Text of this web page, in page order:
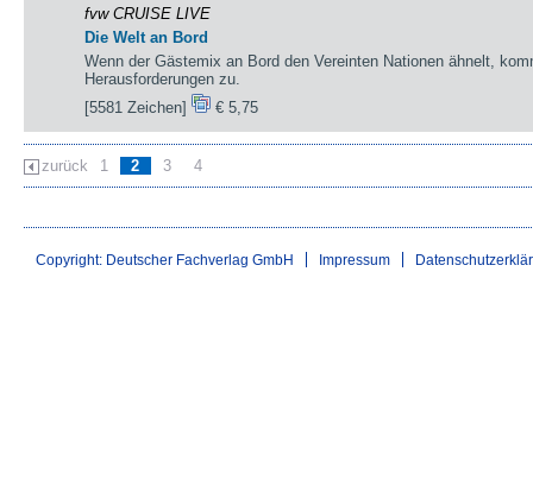
fvw CRUISE LIVE
Die Welt an Bord
Wenn der Gästemix an Bord den Vereinten Nationen ähnelt,
Herausforderungen zu.
[5581 Zeichen]
€ 5,75
zurück 1 2 3 4
Copyright: Deutscher Fachverlag GmbH Impressum